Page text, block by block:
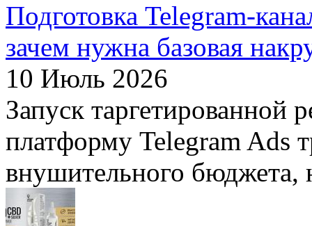
Подготовка Telegram-
зачем нужна базовая
10 Июль 2026
Запуск таргетированной
платформу Telegram Ads
внушительного бюджета,